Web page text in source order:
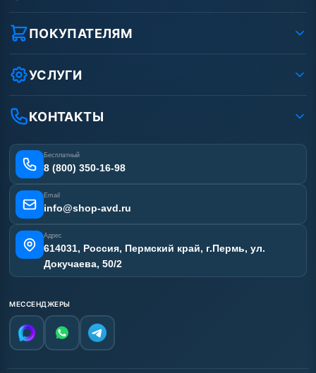
О компании
Реквизиты ООО «Шоп АВД»
Условия соглашения
Вакансии
Статьи
ПОКУПАТЕЛЯМ
Как заказать?
Оплата
Лизинг
Получить скидку
УСЛУГИ
Ремонт АВД
Сертификаты
Отзывы наших клиентов
Карта сайта
КОНТАКТЫ
Бесплатный
8 (800) 350-16-98
Email
info@shop-avd.ru
Адрес
614031, Россия, Пермский край, г.Пермь, ул.
Докучаева, 50/2
МЕССЕНДЖЕРЫ